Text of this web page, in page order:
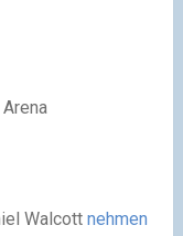
Walcott nehmen